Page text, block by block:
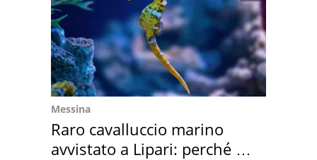
Messina
Raro cavalluccio marino
avvistato a Lipari: perché è